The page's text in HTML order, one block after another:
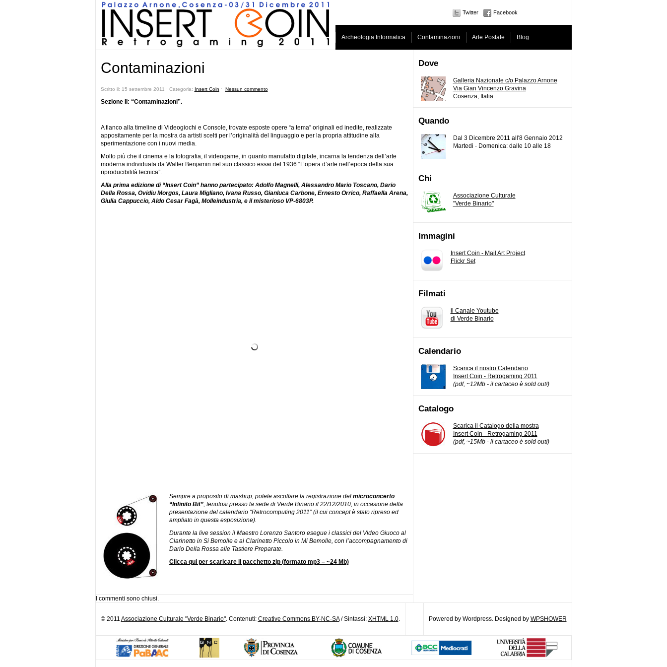
Twitter Facebook
Archeologia Informatica Contaminazioni Arte Postale Blog
Dove
Galleria Nazionale c/o Palazzo Arnone
Via Gian Vincenzo Gravina
Cosenza, Italia
Quando
Dal 3 Dicembre 2011 all'8 Gennaio 2012
Martedi - Domenica: dalle 10 alle 18
Chi
Associazione Culturale
"Verde Binario"
Immagini
Insert Coin - Mail Art Project
Flickr Set
Filmati
il Canale Youtube
di Verde Binario
Calendario
Scarica il nostro Calendario
Insert Coin - Retrogaming 2011
(pdf, ~12Mb - il cartaceo è sold out!)
Catalogo
Scarica il Catalogo della mostra
Insert Coin - Retrogaming 2011
(pdf, ~15Mb - il cartaceo è sold out!)
Contaminazioni
Scritto il: 15 settembre 2011 ˑ Categoria: Insert Coin ˑ Nessun commento
Sezione II: “Contaminazioni”.
A fianco alla timeline di Videogiochi e Console, trovate esposte opere “a tema” originali ed inedite, realizzate
appositamente per la mostra da artisti scelti per l’originalità del linguaggio e per la propria attitudine alla
sperimentazione con i nuovi media.
Molto più che il cinema e la fotografia, il videogame, in quanto manufatto digitale, incarna la tendenza dell’arte
moderna individuata da Walter Benjamin nel suo classico essai del 1936 “L’opera d’arte nell’epoca della sua
riproducibilità tecnica”.
Alla prima edizione di “Insert Coin” hanno partecipato: Adolfo Magnelli, Alessandro Mario Toscano, Dario
Della Rossa, Ovidiu Morgos, Laura Migliano, Ivana Russo, Gianluca Carbone, Ernesto Orrico, Raffaella Arena,
Giulia Cappuccio, Aldo Cesar Fagà, Molleindustria, e il misterioso VP-6803P.
Sempre a proposito di mashup, potete ascoltare la registrazione del microconcerto
“Infinito Bit”, tenutosi presso la sede di Verde Binario il 22/12/2010, in occasione della
presentazione del calendario “Retrocomputing 2011” (il cui concept è stato ripreso ed
ampliato in questa esposizione).
Durante la live session il Maestro Lorenzo Santoro esegue i classici del Video Giuoco al
Clarinetto in Si Bemolle e al Clarinetto Piccolo in Mi Bemolle, con l’accompagnamento di
Dario Della Rossa alle Tastiere Preparate.
Clicca qui per scaricare il pacchetto zip (formato mp3 – ~24 Mb)
I commenti sono chiusi.
© 2011 Associazione Culturale "Verde Binario". Contenuti: Creative Commons BY-NC-SA/ Sintassi: XHTML 1.0. Powered by Wordpress. Designed by WPSHOWER